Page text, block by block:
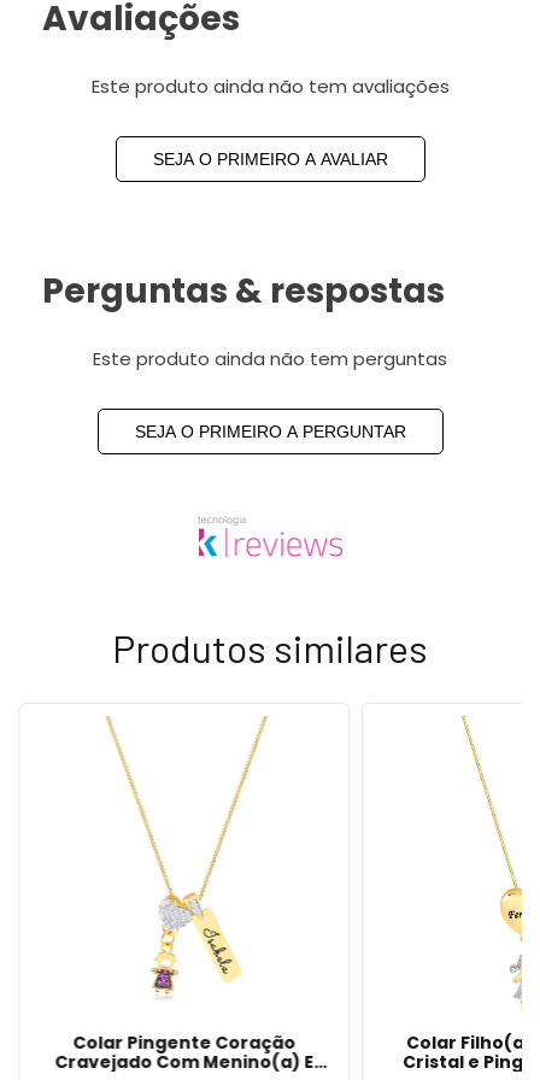
Avaliações
Este produto ainda não tem avaliações
SEJA O PRIMEIRO A AVALIAR
Perguntas & respostas
Este produto ainda não tem perguntas
SEJA O PRIMEIRO A PERGUNTAR
Produtos similares
Colar Pingente Coração
Cravejado Com Menino(a) E
Colar Filho(a)
Cristal e